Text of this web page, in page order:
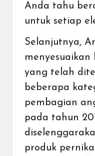
Anda tahu
untuk setiap
Selanjutnya,
yang telah
beberapa
pembagian
pada tahun
produk